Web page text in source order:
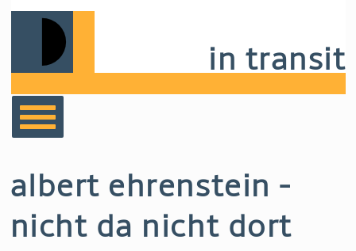
Skip
navigation
in transit
albert ehrenstein -
nicht da nicht dort